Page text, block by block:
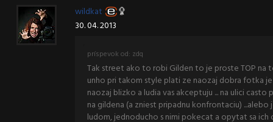
wildkat
30. 04. 2013
príspevok od: zdq
Tak street ako to robi Gilden to je proste TOP
unho pri takom style plati ze naozaj dobra fotka
naozaj blizko a ludia vas akceptuju ... na ulici
na gildena (a zniest pripadnu konfrontaciu)
ludom, jednoducho s nimi pokecat a opytat sa